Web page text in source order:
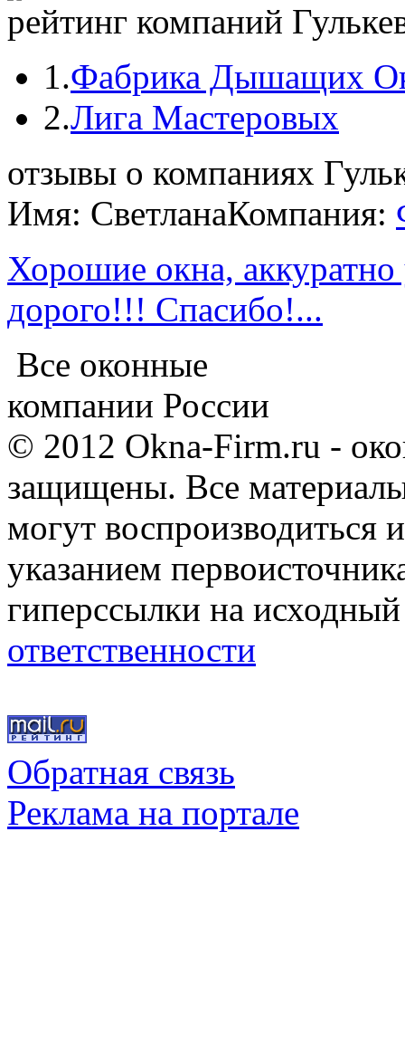
рейтинг компаний
1.Фабрика Дышащих
2.Лига Мастеровых
отзывы о компаниях
Имя: СветланаКомпания:
Хорошие окна, аккуратно
дорого!!! Спасибо!...
Все оконные
компании России
© 2012 Okna-Firm.ru -
защищены. Все
могут воспроизводиться
указанием
гиперссылки на
ответственности
Обратная связь
Реклама на портале